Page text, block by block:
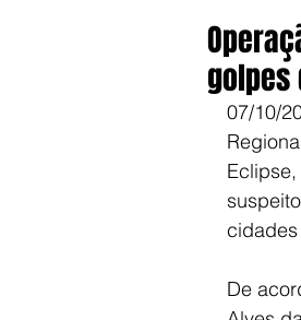
golpes
07/10/
cidades
De